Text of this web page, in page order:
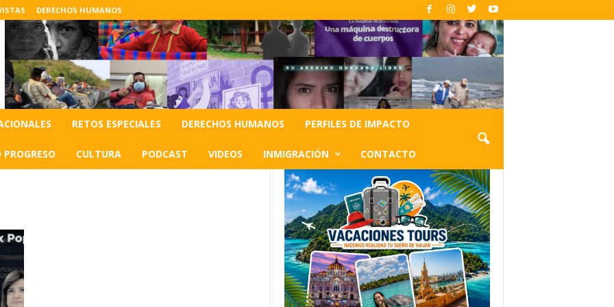
DERECHOS HUMANOS
RETOS ESPECIALES DERECHOS HUMANOS PERFILES DE IMPACTO
PROGRESO CULTURA PODCAST VIDEOS INMIGRACIÓN CONTACTO